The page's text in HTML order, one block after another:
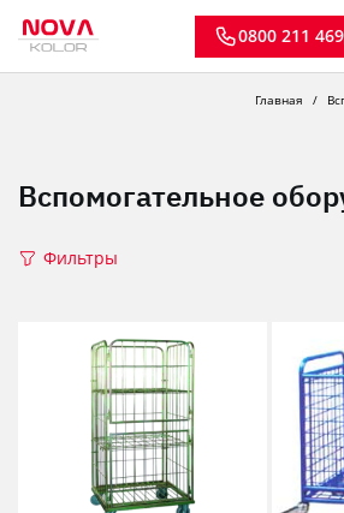
0800 211 469
Главная
Вспомогательное
Фильтры